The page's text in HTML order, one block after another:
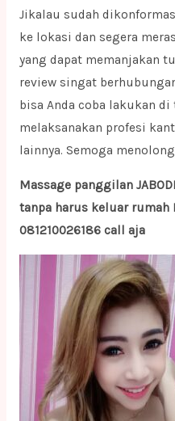
Jikalau sudah
ke lokasi dan segera
yang dapat memanjakan
review singat
bisa Anda coba lakukan
melaksanakan profesi
lainnya. Semoga
Massage panggilan
tanpa harus keluar rumah
081210026186 call aja